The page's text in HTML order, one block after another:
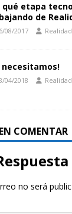
qué etapa
de
08/2017
necesitamos!
04/2018
COMENTAR
no será